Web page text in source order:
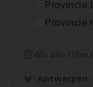
Provincie
Provincie
Wis alle filters
Sales
Antwerpen